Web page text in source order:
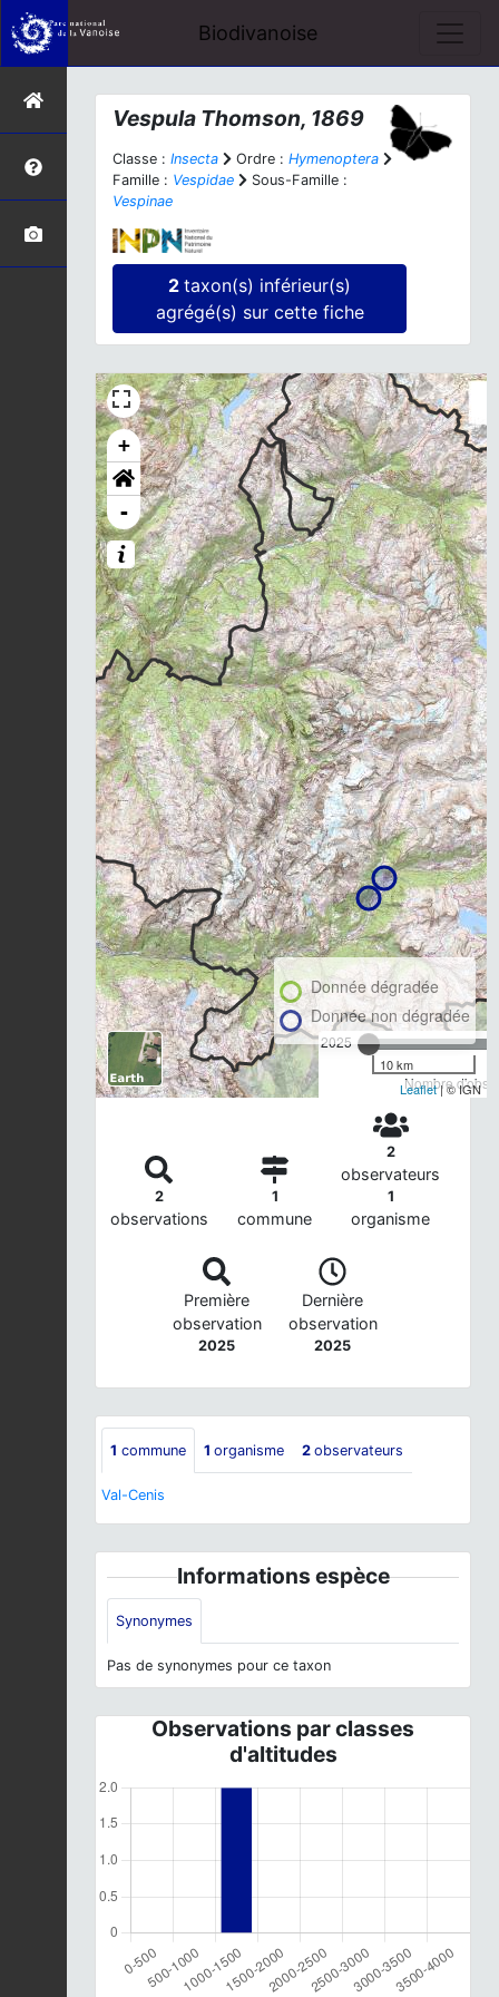
Biodivanoise
Vespula Thomson, 1869
Classe : Insecta Ordre : Hymenoptera
Famille : Vespidae
Sous-Famille :
Vespinae
2taxon(s) inférieur(s)
agrégé(s) sur cette fiche
+
-
2025
Nombre
Donnée dégradée
Donnée non dégradée
10 km
Leaflet| © IGN
2
observations
1
commune
2
observateurs
1
organisme
Première
observation
2025
Dernière
observation
2025
1 commune 1 organisme 2 observateurs
Val-Cenis
Informations espèce
Synonymes
Pas de synonymes pour ce taxon
Observations par classes
d'altitudes